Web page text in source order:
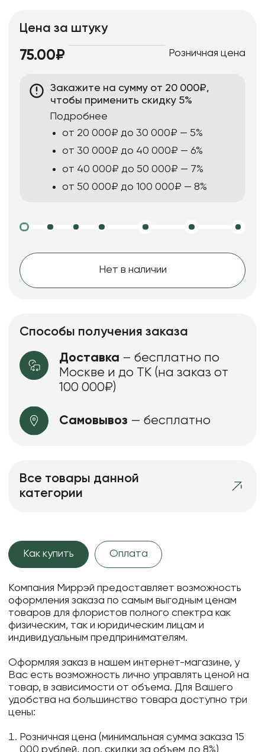
Цена за штуку
75.00₽ Розничная цена
Закажите на сумму от 20 000₽,
чтобы применить скидку 5%
Подробнее
от 20 000₽ до 30 000₽ — 5%
от 30 000₽ до 40 000₽ — 6%
от 40 000₽ до 50 000₽ — 7%
от 50 000₽ до 100 000₽ — 8%
Нет в наличии
Способы получения заказа
Доставка – бесплатно по
Москве и до ТК (на заказ от
100 000₽)
Самовывоз — бесплатно
Все товары данной
категории
Как купить Оплата
Компания Миррэй предоставляет возможность
оформления заказа по самым выгодным ценам
товаров для флористов полного спектра как
физическим, так и юридическим лицам и
индивидуальным предпринимателям.
Оформляя заказ в нашем интернет-магазине, у
Вас есть возможность лично управлять ценой на
товар, в зависимости от объема. Для Вашего
удобства на большинство товара доступно три
цены:
Розничная цена (минимальная сумма заказа 15
000 рублей, доп. скидки за объем до 8%)